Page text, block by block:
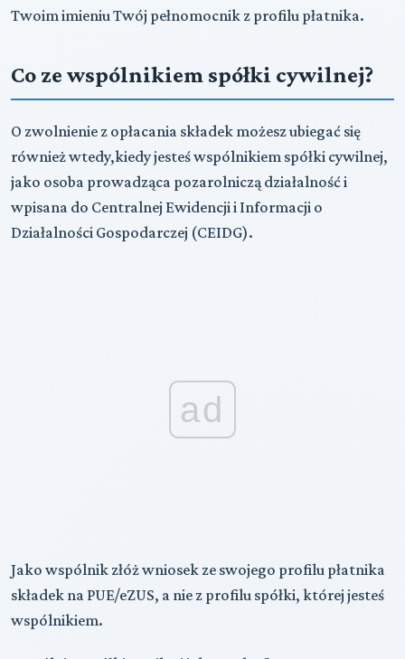
Twoim imieniu Twój pełnomocnik z profilu płatnika.
Co ze wspólnikiem spółki cywilnej?
O zwolnienie z opłacania składek możesz ubiegać się
również wtedy,kiedy jesteś wspólnikiem spółki cywilnej,
jako osoba prowadząca pozarolniczą działalność i
wpisana do Centralnej Ewidencji i Informacji o
Działalności Gospodarczej (CEIDG).
ad
Jako wspólnik złóż wniosek ze swojego profilu płatnika
składek na PUE/eZUS, a nie z profilu spółki, której jesteś
wspólnikiem.